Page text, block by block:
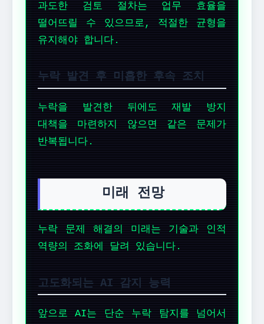
과도한 검토 절차는 업무 효율을
떨어뜨릴 수 있으므로, 적절한 균형을
유지해야 합니다.
누락 발견 후 미흡한 후속 조치
누락을 발견한 뒤에도 재발 방지
대책을 마련하지 않으면 같은 문제가
반복됩니다.
미래 전망
누락 문제 해결의 미래는 기술과 인적
역량의 조화에 달려 있습니다.
고도화되는 AI 감지 능력
앞으로 AI는 단순 누락 탐지를 넘어서